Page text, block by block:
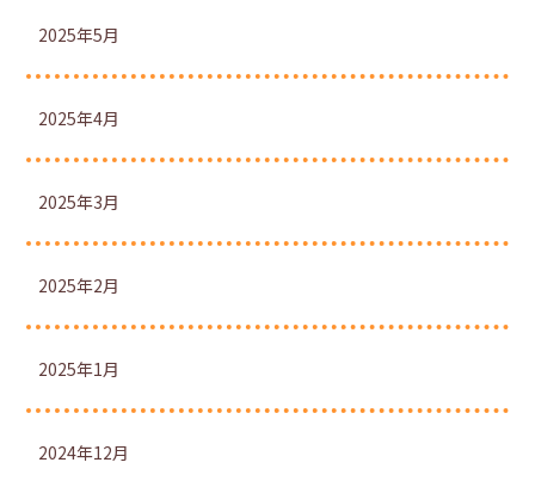
2025年5月
2025年4月
2025年3月
2025年2月
2025年1月
2024年12月